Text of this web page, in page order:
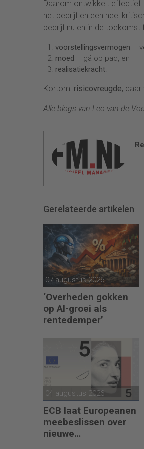
Daarom ontwikkelt effectief
het bedrijf en een heel
bedrijf nu en in de
voorstellingsvermogen –
moed – gá op pad, en
realisatiekracht.
Kortom: risicovreugde, daar
Alle blogs van Leo van de
Gerelateerde artikelen
07 augustus 2026
‘Overheden gokken
op AI-groei als
rentedemper’
04 augustus 2026
ECB laat Europeanen
meebeslissen over
nieuwe